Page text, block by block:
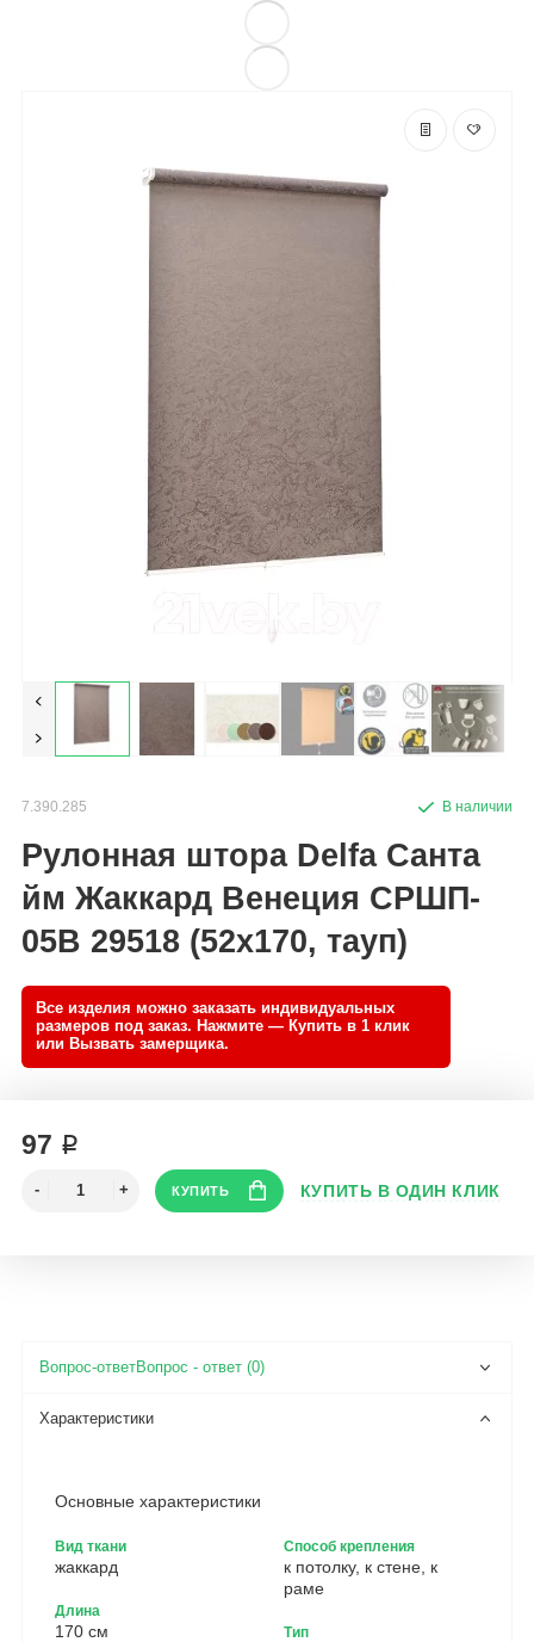
7.390.285
Рулонная штора Delfa Санта
йм Жаккард Венеция СРШП-
05В 29518 (52x170, тауп)
97 ₽
Вопрос - ответ (0)
Основные характеристики
Вид ткани
жаккард
Длина
170 см
Способ крепления
к потолку, к стене, к
раме
Тип